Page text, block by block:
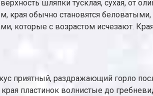
шляпки тусклая, сухая, от
края обычно становятся
которые с возрастом исчезают.
приятный, раздражающий горло
пластинок волнистые до